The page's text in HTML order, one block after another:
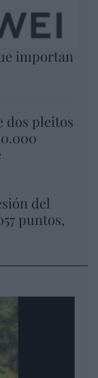
importan
dos pleitos
del
puntos,